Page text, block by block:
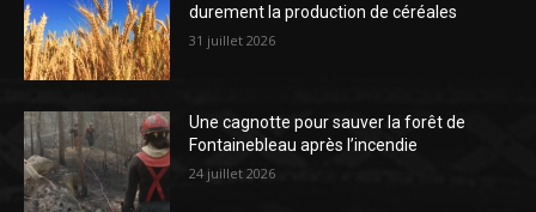
durement la production de céréales
31 juillet 2026
Une cagnotte pour sauver la forêt de
Fontainebleau après l’incendie
24 juillet 2026